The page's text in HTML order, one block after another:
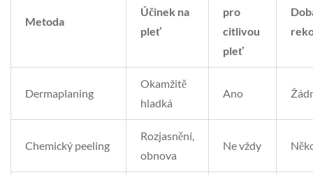
Metoda
Účinek na
pleť
pro
citlivou
pleť
Dermaplaning
Okamžitě
hladká
Ano
Chemický peeling
Rozjasnění,
obnova
Ne vždy